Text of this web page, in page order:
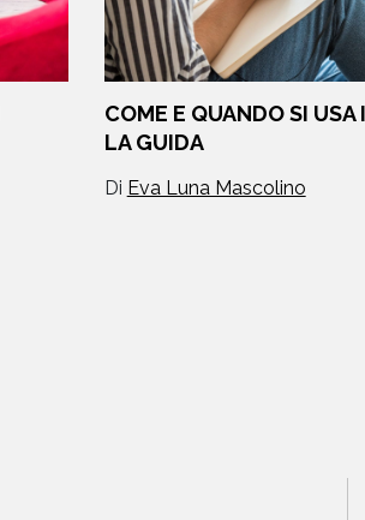
COME E QUANDO SI
LA GUIDA
Di Eva Luna Mascolino